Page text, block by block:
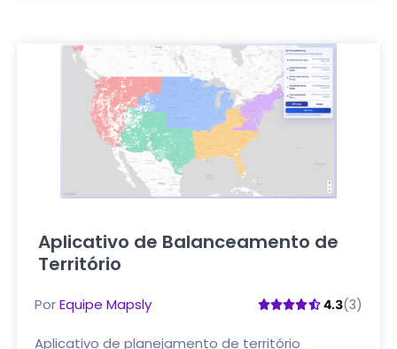
Aplicativo de Balanceamento de
Território
PorEquipe Mapsly 4.3(3)
Aplicativo de planejamento de território
Clique aqui